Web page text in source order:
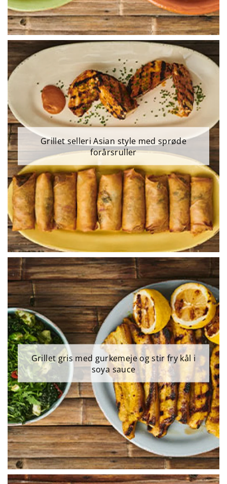
Grillet selleri Asian style med sprøde
forårsruller
Grillet gris med gurkemeje og stir fry kål i
soya sauce